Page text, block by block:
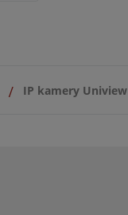
IP kamery Uniview